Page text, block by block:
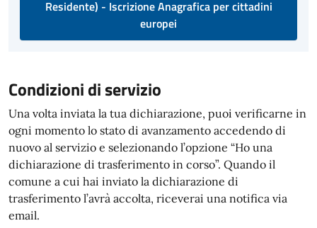
Residente) - Iscrizione Anagrafica per cittadini
europei
Condizioni di servizio
Una volta inviata la tua dichiarazione, puoi verificarne in
ogni momento lo stato di avanzamento accedendo di
nuovo al servizio e selezionando l’opzione “Ho una
dichiarazione di trasferimento in corso”. Quando il
comune a cui hai inviato la dichiarazione di
trasferimento l’avrà accolta, riceverai una notifica via
email.